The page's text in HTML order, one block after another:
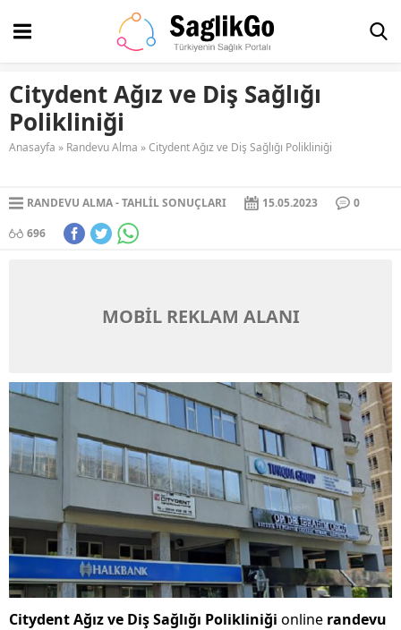
Citydent Ağız ve Diş Sağlığı
Polikliniği
Anasayfa » Randevu Alma »Citydent Ağız ve Diş Sağlığı Polikliniği
RANDEVU ALMA TAHLIL SONUÇLARI 15.05.2023
0
696
MOBİL REKLAM ALANI
Citydent Ağız ve Diş Sağlığı Polikliniği online randevu